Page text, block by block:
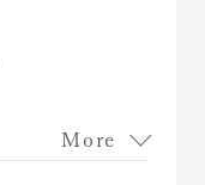
More